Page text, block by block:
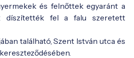
és felnőttek egyaránt a
díszítették fel a falu szeretett
található, Szent István utca és